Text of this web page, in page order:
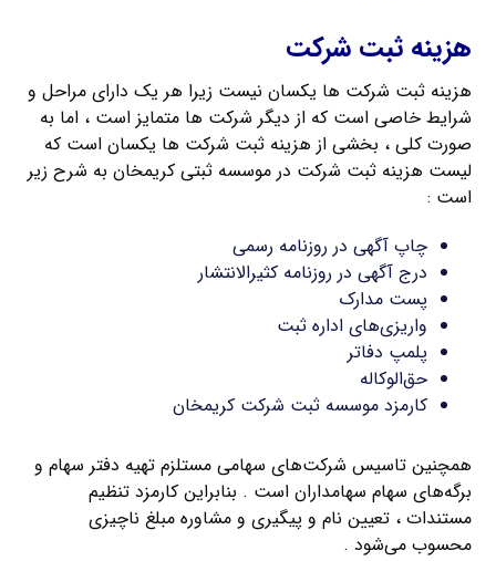
هزینه ثبت شرکت
هزینه ثبت شرکت ها یکسان نیست زیرا هر یک دارای مراحل و
شرایط خاصی است که از دیگر شرکت ها متمایز است ، اما به
صورت کلی ، بخشی از هزینه ثبت شرکت ها یکسان است که
لیست هزینه ثبت شرکت در موسسه ثبتی کریمخان به شرح زیر
است :
چاپ آگهی در روزنامه رسمی
درج آگهی در روزنامه کثیرالانتشار
پست مدارک
واریزی‌های اداره ثبت
پلمپ دفاتر
حق‌الوکاله
کارمزد موسسه ثبت شرکت کریمخان
همچنین تاسیس شرکت‌های سهامی مستلزم تهیه دفتر سهام و
برگه‌های سهام سهامداران است . بنابراین کارمزد تنظیم
مستندات ، تعیین نام و پیگیری و مشاوره مبلغ ناچیزی
محسوب می‌شود .